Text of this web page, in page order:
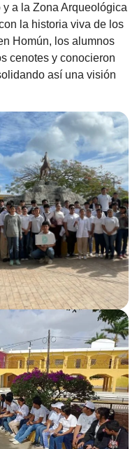
a la Zona Arqueológica
la historia viva de los
Homún, los alumnos
cenotes y conocieron
así una visión